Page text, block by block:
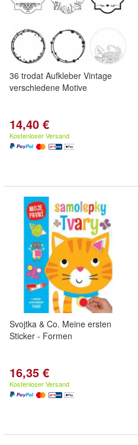
36 trodat Aufkleber Vintage
verschiedene Motive
14,40 €
Kostenloser Versand
Svojtka & Co. Meine ersten
Sticker - Formen
16,35 €
Kostenloser Versand